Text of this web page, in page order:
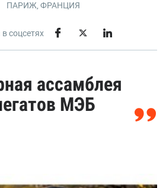
ПАРИЖ, ФРАНЦИЯ
соцсетях
ассамблея
МЭБ